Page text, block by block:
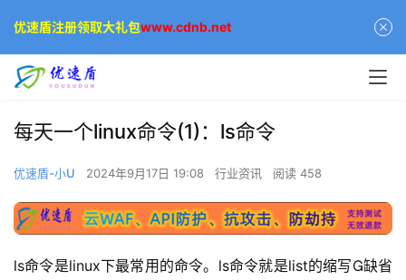
每天一个linux命令(1)：ls命令
优速盾-小U 2024年9月17日 19:08 行业资讯 阅读 458
ls命令是linux下最常用的命令。ls命令就是list的缩写缺省
优速盾注册领取大礼包www.cdnb.net